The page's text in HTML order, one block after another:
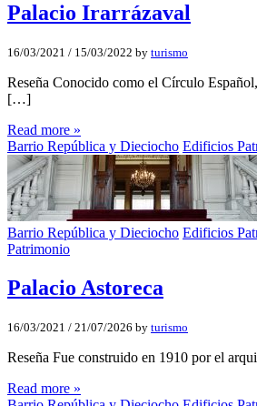
Palacio Irarrázaval
16/03/2021 / 15/03/2022 by turismo
Reseña Conocido como el Círculo
[…]
Read more »
Barrio República y Dieciocho Edificios
Barrio República y Dieciocho Edificios
Patrimonio
Palacio Astoreca
16/03/2021 / 21/07/2026 by turismo
Reseña Fue construido en 1910 por el
Read more »